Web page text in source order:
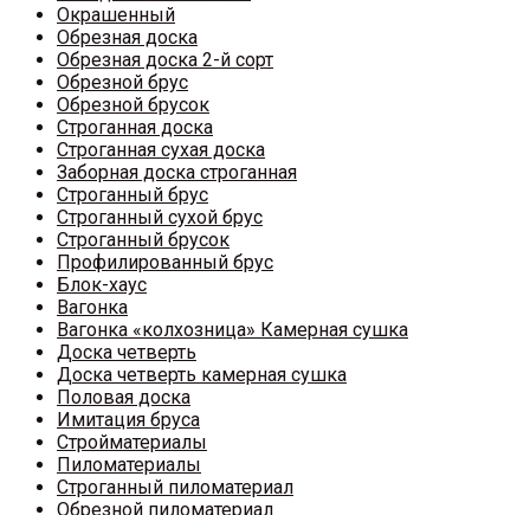
Окрашенный
Обрезная доска
Обрезная доска 2-й сорт
Обрезной брус
Обрезной брусок
Строганная доска
Строганная сухая доска
Заборная доска строганная
Строганный брус
Строганный сухой брус
Строганный брусок
Профилированный брус
Блок-хаус
Вагонка
Вагонка «колхозница» Камерная сушка
Доска четверть
Доска четверть камерная сушка
Половая доска
Имитация бруса
Стройматериалы
Пиломатериалы
Строганный пиломатериал
Обрезной пиломатериал